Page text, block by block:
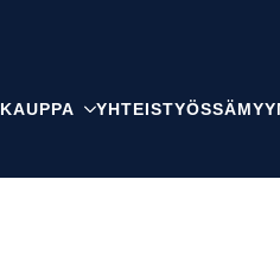
KAUPPA YHTEISTYÖSSÄ